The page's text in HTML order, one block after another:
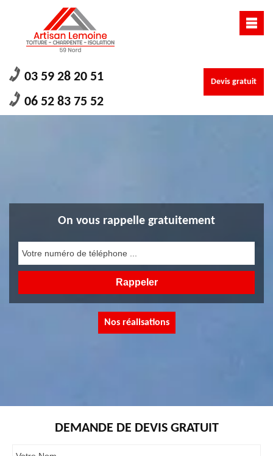
03 59 28 20 51
06 52 83 75 52
Devis gratuit
On vous rappelle gratuitement
Nos réalisations
DEMANDE DE DEVIS GRATUIT